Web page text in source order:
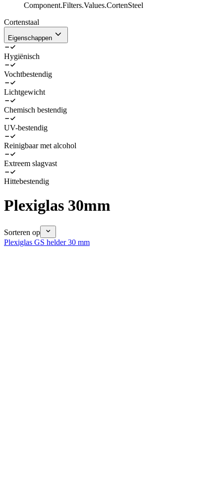
Component.Filters.Values.CortenSteel
Cortenstaal
Eigenschappen
Hygiënisch
Vochtbestendig
Lichtgewicht
Chemisch bestendig
UV-bestendig
Reinigbaar met alcohol
Extreem slagvast
Hittebestendig
Plexiglas 30mm
Sorteren op
Plexiglas GS helder 30 mm